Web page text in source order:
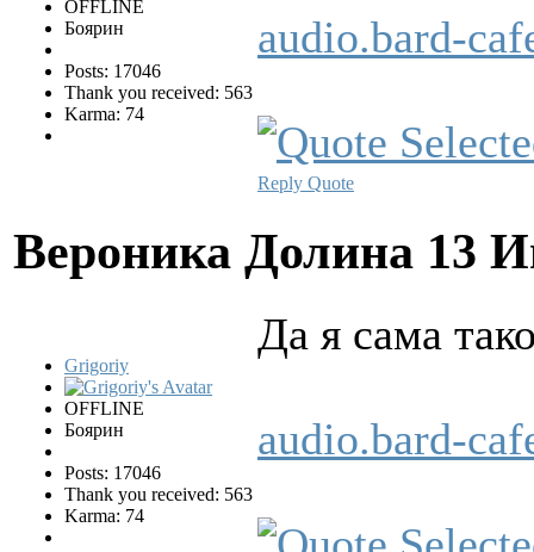
OFFLINE
Боярин
Posts: 17046
Thank you received: 563
Karma: 74
audio.bard-
Reply Quote
Вероника Долина 13
Grigoriy
OFFLINE
Боярин
Posts: 17046
Thank you received: 563
Karma: 74
Да я сама
audio.bard-